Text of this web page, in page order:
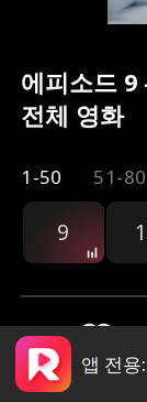
에피소드 9
전체 영화
1-50 51-80
9
2.9k
앱 전용